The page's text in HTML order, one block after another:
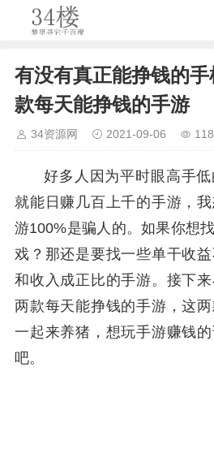
有没有真正能挣钱的
款每天能挣钱的手游
34资源网 2021-09-06
好多人因为平时眼高手
就能日赚几百上千的手游，
游100%是骗人的。如果你想
戏？那还是要找一些单干收
和收入成正比的手游。接下
两款每天能挣钱的手游，这
一起来养猪，想玩手游赚钱
吧。